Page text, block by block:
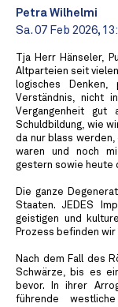
Petra Wilhelmi
Sa. 07 Feb 2026,
Tja Herr Hänseler,
Altparteien seit
logisches Denken,
Verständnis, nicht
Vergangenheit gut
Schuldbildung, wie
da nur blass
waren und noch
gestern sowie heute
Die ganze
Staaten. JEDES
geistigen und
Prozess befinden wir
Nach dem Fall des
Schwärze, bis es
bevor. In ihrer
führende